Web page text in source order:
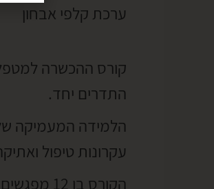
ערכת קלפי אבחון
קורס ההכשרה
התדרים יחד.
הלמידה המעמיקה
עקרונות טיפול